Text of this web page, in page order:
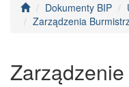
Dokumenty BIP
Zarządzenia